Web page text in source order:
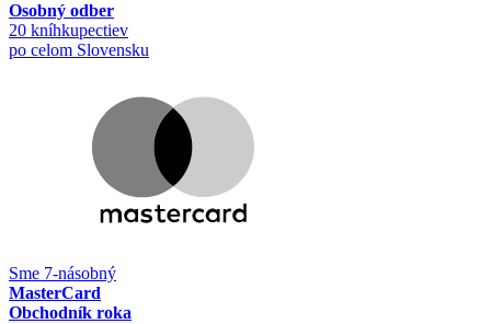
Osobný odber
20 kníhkupectiev
po celom Slovensku
Sme 7-násobný
MasterCard
Obchodník roka